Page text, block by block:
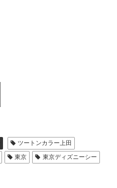
ツートンカラー上田
東京
東京ディズニーシー